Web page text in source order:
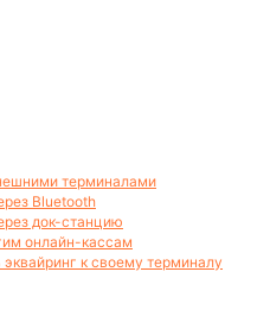
терминалами
Bluetooth
док-станцию
онлайн-кассам
к своему терминалу